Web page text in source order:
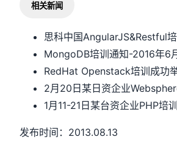
相关新闻
思科中国AngularJS&Restful
MongoDB培训通知-2016年6
RedHat Openstack培训成功
2月20日某日资企业
1月11-21日某台资企业PHP培
发布时间：2013.08.13